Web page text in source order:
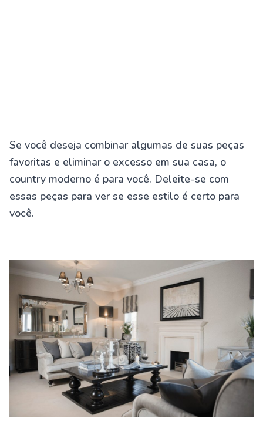
Se você deseja combinar algumas de suas peças
favoritas e eliminar o excesso em sua casa, o
country moderno é para você. Deleite-se com
essas peças para ver se esse estilo é certo para
você.